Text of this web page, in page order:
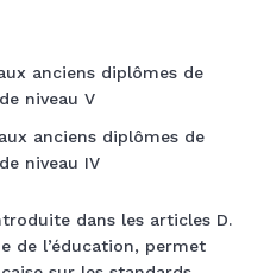
anciens diplômes de
niveau V
anciens diplômes de
niveau IV
dans les articles D.
de l’éducation, permet